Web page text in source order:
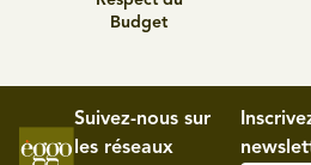
Budget
Suivez-nous sur
les réseaux